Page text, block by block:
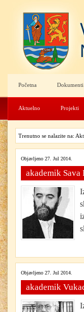
Početna Dokumenti
Aktuelno Projekti
Trenutno se nalazite na:
Objavljeno 27. Jul 2014.
akademik
Objavljeno 27. Jul 2014.
akademik